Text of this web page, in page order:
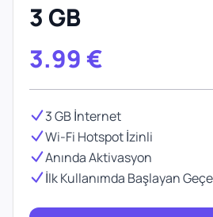
3 GB
3.99 €
3 GB İnternet
Wi-Fi Hotspot İzinli
Anında Aktivasyon
İlk Kullanımda Başlayan